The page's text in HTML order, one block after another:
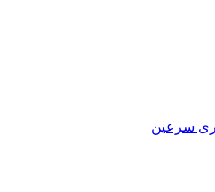
سرعین